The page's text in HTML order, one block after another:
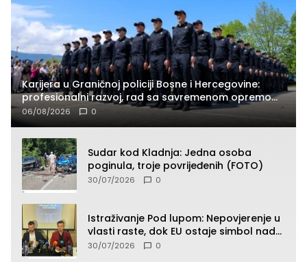
Karijera u Graničnoj policiji Bosne i Hercegovine:
profesionalni razvoj, rad sa savremenom opremom
i služba građanima
06/08/2026 0
Sudar kod Kladnja: Jedna osoba
poginula, troje povrijeđenih (FOTO)
30/07/2026 0
Istraživanje Pod lupom: Nepovjerenje u
vlasti raste, dok EU ostaje simbol nade
građana
30/07/2026 0